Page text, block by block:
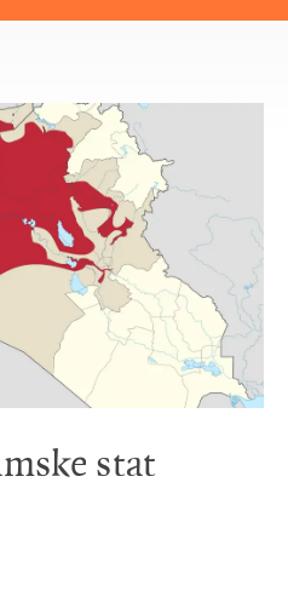
stat